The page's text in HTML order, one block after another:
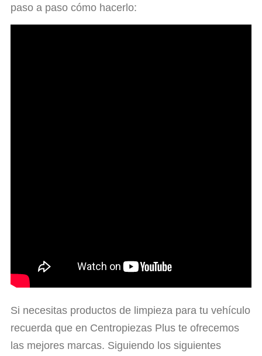
paso a paso cómo hacerlo:
Si necesitas productos de limpieza para tu vehículo
recuerda que en Centropiezas Plus te ofrecemos
las mejores marcas. Siguiendo los siguientes